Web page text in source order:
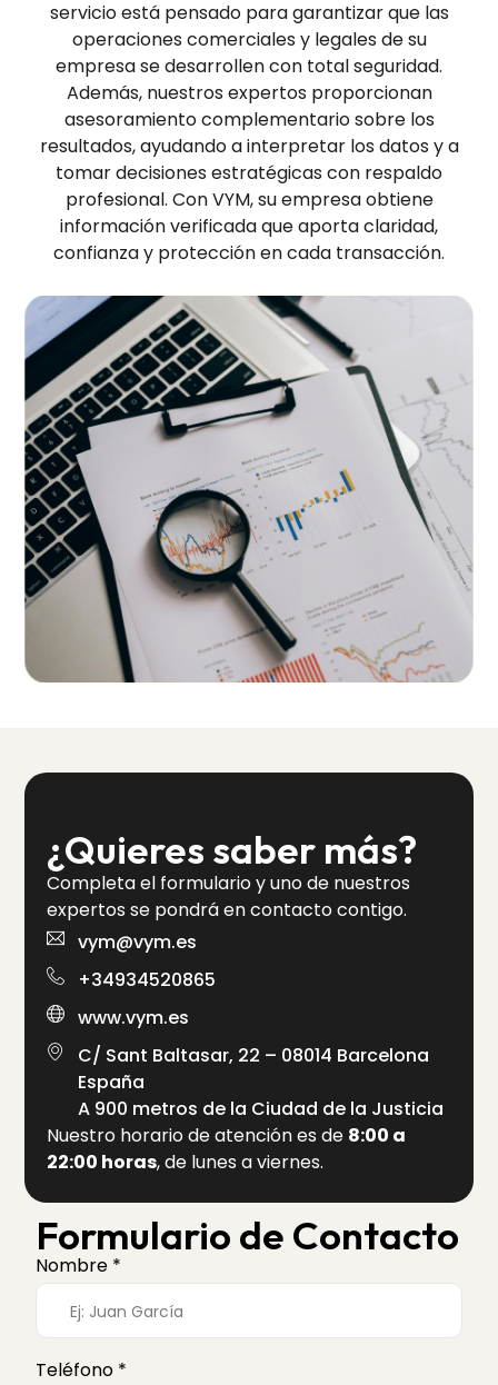
servicio está pensado para garantizar que las
operaciones comerciales y legales de su
empresa se desarrollen con total seguridad.
Además, nuestros expertos proporcionan
asesoramiento complementario sobre los
resultados, ayudando a interpretar los datos y a
tomar decisiones estratégicas con respaldo
profesional. Con VYM, su empresa obtiene
información verificada que aporta claridad,
confianza y protección en cada transacción.
¿Quieres saber más?
Completa el formulario y uno de nuestros
expertos se pondrá en contacto contigo.
vym@vym.es
+34934520865
www.vym.es
C/ Sant Baltasar, 22 – 08014 Barcelona
España
A 900 metros de la Ciudad de la Justicia
Nuestro horario de atención es de 8:00 a
22:00 horas, de lunes a viernes.
Formulario de Contacto
Nombre *
Teléfono *